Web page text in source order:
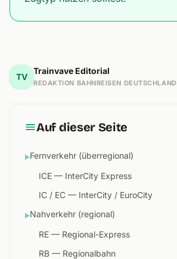
TV
Trainvave Editorial
REDAKTION BAHNREISEN DEUTSCHLAND
Auf dieser Seite
▶Fernverkehr (überregional)
ICE — InterCity Express
IC / EC — InterCity / EuroCity
▶Nahverkehr (regional)
RE — Regional-Express
RB — Regionalbahn